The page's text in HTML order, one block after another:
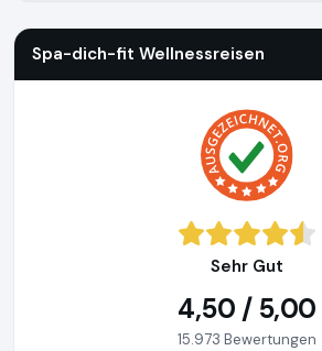
Spa-dich-fit Wellnessreisen
Sehr Gut
4,50 / 5,00
15.973 Bewertungen